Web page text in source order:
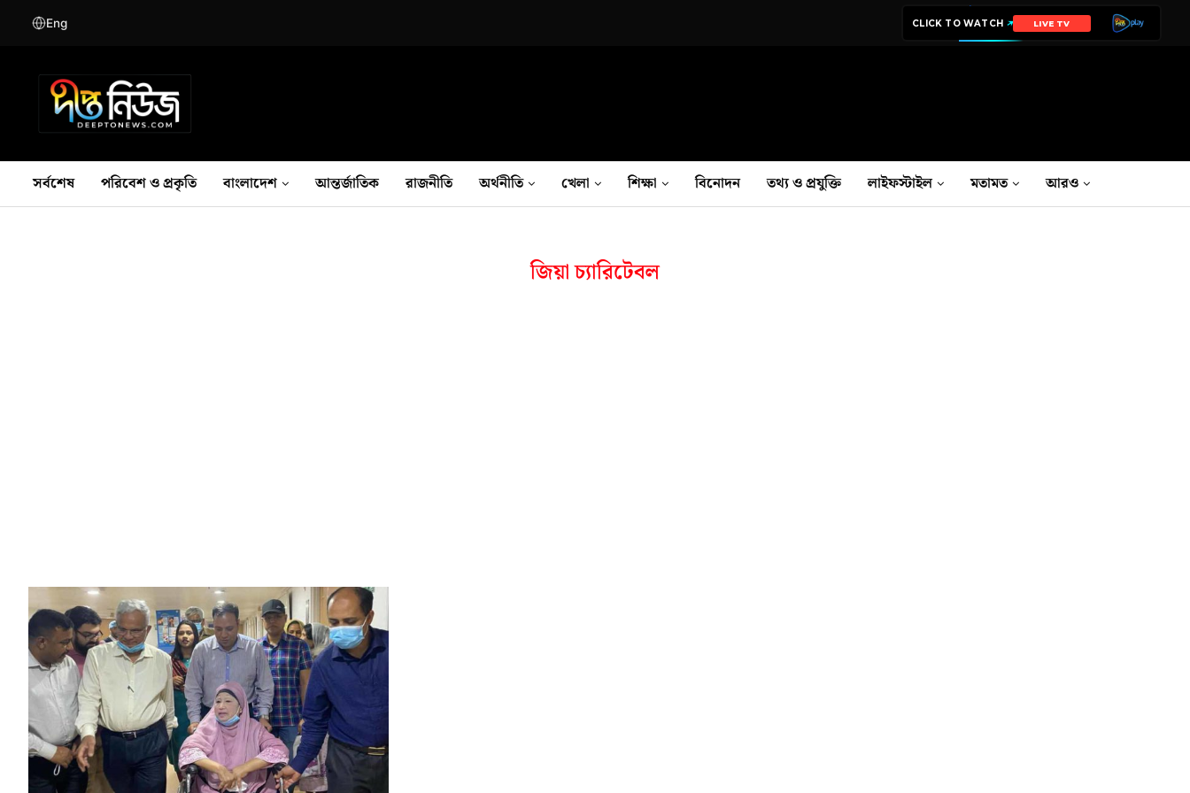
Eng CLICK TO WATCH LIVE TV
সর্বশেষ পরিবেশ ও প্রকৃতি বাংলাদেশ আন্তর্জাতিক রাজনীতি অর্থনীতি খেলা শিক্ষা বিনোদন তথ‍্য ও প্রযুক্তি লাইফস্টাইল মতামত আরও
জিয়া চ্যারিটেবল